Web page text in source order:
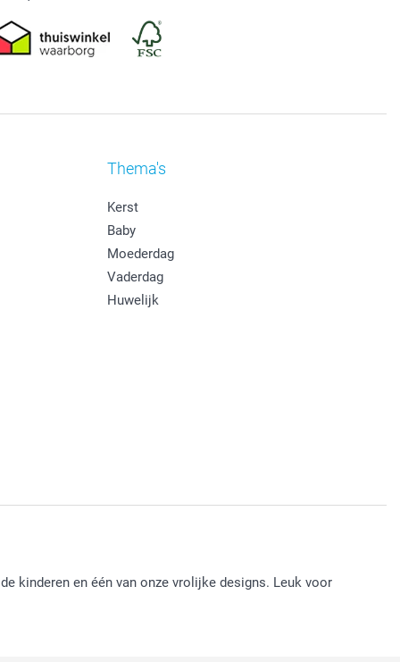
Thema's
Kerst
Baby
Moederdag
Vaderdag
Huwelijk
kinderen en één van onze vrolijke designs. Leuk voor